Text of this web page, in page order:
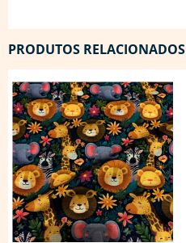
PRODUTOS RELACIONADOS